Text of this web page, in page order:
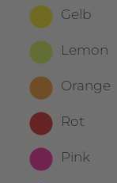
Gelb
Lemon
Orange
Rot
Pink